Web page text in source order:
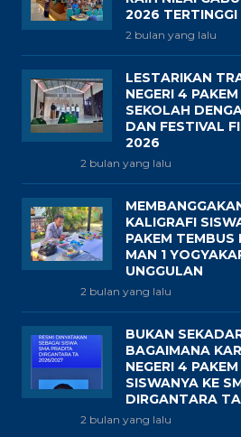
2026 TERTINGGI
2 bulan yang lalu
LESTARIKAN
NEGERI 4
SEKOLAH
DAN FESTIVAL
2026
2 bulan yang lalu
KALIGRAFI
PAKEM
MAN 1
UNGGULAN
2 bulan yang lalu
BUKAN
BAGAIMANA
NEGERI 4
SISWANYA KE
DIRGANTARA
2 bulan yang lalu